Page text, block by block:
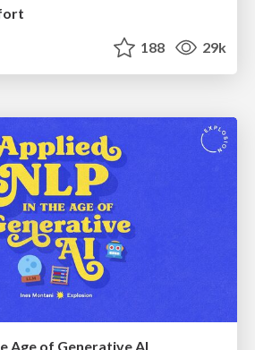
188 29k
Age of Generative AI